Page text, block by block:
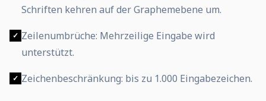
Schriften kehren auf der Graphemebene um.
✓ Zeilenumbrüche: Mehrzeilige Eingabe wird
unterstützt.
✓ Zeichenbeschränkung: bis zu 1.000 Eingabezeichen.